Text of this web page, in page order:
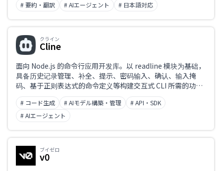
# 要約・翻訳
# AIエージェント # 日本語対応
クライン
Cline
面向 Node.js 的命令行应用开发库。以 readline 模块为基础，
具备历史记录管理、补全、提示、密码输入、确认、输入掩
码、基于正则表达式的命令定义等构建交互式 CLI 所需的功
能。
# コード生成 # AIモデル構築・管理
# API・SDK
# AIエージェント
ブイゼロ
v0